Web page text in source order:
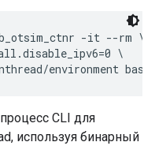
-it --rm \
\
CLI для
используя бинарный